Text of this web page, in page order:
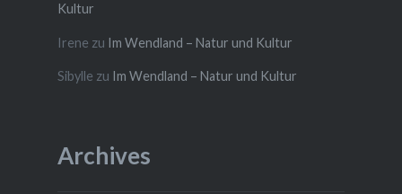
Kultur
Irene zu Im Wendland – Natur und Kultur
Sibylle zu Im Wendland – Natur und Kultur
Archives